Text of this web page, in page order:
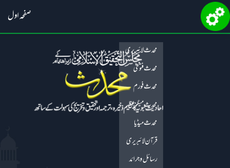
صفحہ اول
محدث لائبریری
محدث فتویٰ
محدث فورم
محدث میگزین
محدث میڈیا
قرآن لائبریری
رسائل و جرائد